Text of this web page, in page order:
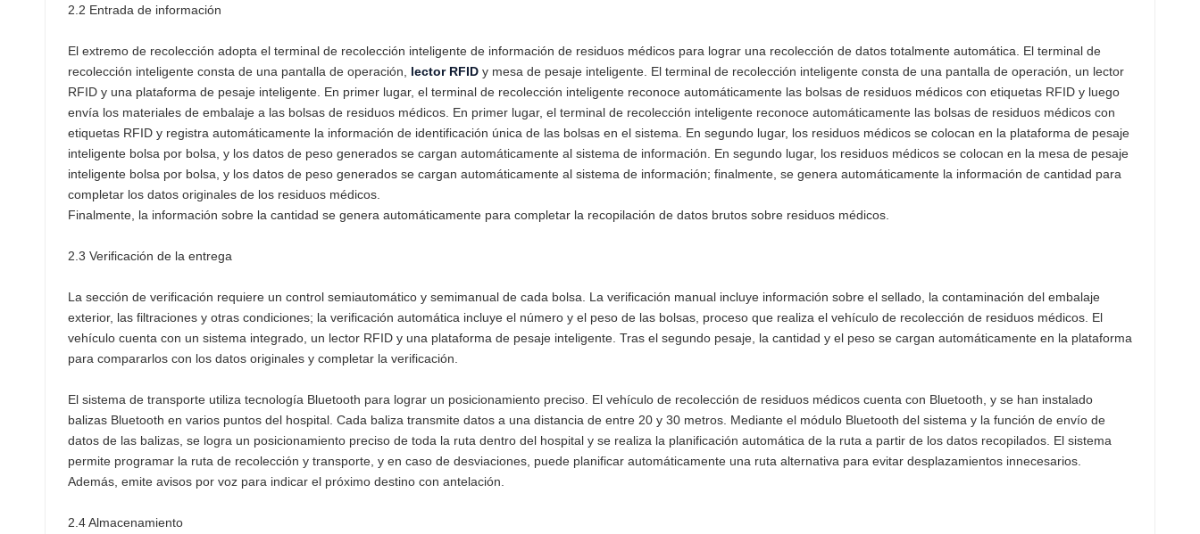
2.2 Entrada de información
El extremo de recolección adopta el terminal de recolección inteligente de información de residuos médicos para lograr una recolección de datos totalmente automática. El terminal de
recolección inteligente consta de una pantalla de operación, lector RFIDy mesa de pesaje inteligente. El terminal de recolección inteligente consta de una pantalla de operación, un lector
RFID y una plataforma de pesaje inteligente. En primer lugar, el terminal de recolección inteligente reconoce automáticamente las bolsas de residuos médicos con etiquetas RFID y luego
envía los materiales de embalaje a las bolsas de residuos médicos. En primer lugar, el terminal de recolección inteligente reconoce automáticamente las bolsas de residuos médicos con
etiquetas RFID y registra automáticamente la información de identificación única de las bolsas en el sistema. En segundo lugar, los residuos médicos se colocan en la plataforma de pesaje
inteligente bolsa por bolsa, y los datos de peso generados se cargan automáticamente al sistema de información. En segundo lugar, los residuos médicos se colocan en la mesa de pesaje
inteligente bolsa por bolsa, y los datos de peso generados se cargan automáticamente al sistema de información; finalmente, se genera automáticamente la información de cantidad para
completar los datos originales de los residuos médicos.
Finalmente, la información sobre la cantidad se genera automáticamente para completar la recopilación de datos brutos sobre residuos médicos.
2.3 Verificación de la entrega
La sección de verificación requiere un control semiautomático y semimanual de cada bolsa. La verificación manual incluye información sobre el sellado, la contaminación del embalaje
exterior, las filtraciones y otras condiciones; la verificación automática incluye el número y el peso de las bolsas, proceso que realiza el vehículo de recolección de residuos médicos. El
vehículo cuenta con un sistema integrado, un lector RFID y una plataforma de pesaje inteligente. Tras el segundo pesaje, la cantidad y el peso se cargan automáticamente en la plataforma
para compararlos con los datos originales y completar la verificación.
El sistema de transporte utiliza tecnología Bluetooth para lograr un posicionamiento preciso. El vehículo de recolección de residuos médicos cuenta con Bluetooth, y se han instalado
balizas Bluetooth en varios puntos del hospital. Cada baliza transmite datos a una distancia de entre 20 y 30 metros. Mediante el módulo Bluetooth del sistema y la función de envío de
datos de las balizas, se logra un posicionamiento preciso de toda la ruta dentro del hospital y se realiza la planificación automática de la ruta a partir de los datos recopilados. El sistema
permite programar la ruta de recolección y transporte, y en caso de desviaciones, puede planificar automáticamente una ruta alternativa para evitar desplazamientos innecesarios.
Además, emite avisos por voz para indicar el próximo destino con antelación.
2.4 Almacenamiento